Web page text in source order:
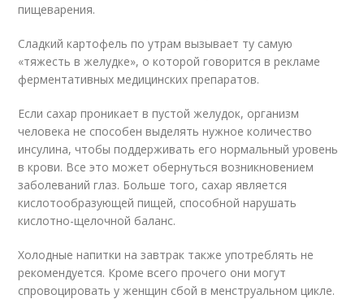
пищеварения.
Сладкий картофель по утрам вызывает ту самую
«тяжесть в желудке», о которой говорится в рекламе
ферментативных медицинских препаратов.
Если сахар проникает в пустой желудок, организм
человека не способен выделять нужное количество
инсулина, чтобы поддерживать его нормальный уровень
в крови. Все это может обернуться возникновением
заболеваний глаз. Больше того, сахар является
кислотообразующей пищей, способной нарушать
кислотно-щелочной баланс.
Холодные напитки на завтрак также употреблять не
рекомендуется. Кроме всего прочего они могут
спровоцировать у женщин сбой в менструальном цикле.